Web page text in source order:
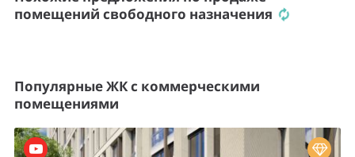
помещений свободного назначения
Популярные ЖК с коммерческими
помещениями